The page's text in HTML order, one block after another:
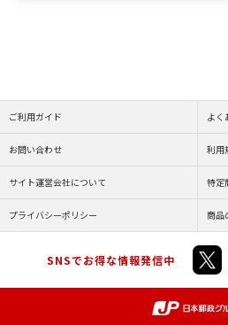
ご利用ガイド よく
お問い合わせ 利用
サイト運営会社について 特定
プライバシーポリシー 商品
SNSでお得な情報発信中